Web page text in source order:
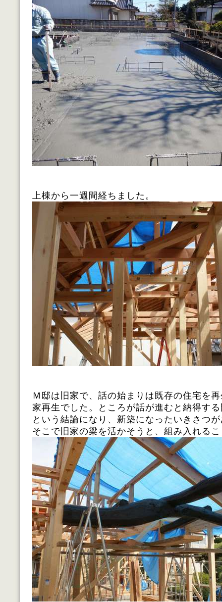
上棟から一週間経ちました。
Ｍ邸は旧家で、話の始まりは既存の住宅を
家再生でした。ところが話が進むと納得す
という結論になり、新築になったいきさつ
そこで旧家の梁を活かそうと、組み入れる